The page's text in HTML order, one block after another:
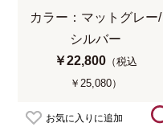
お気に入りに追加
カラー：マットグレー/
シルバー
￥22,800 （税込
￥25,080）